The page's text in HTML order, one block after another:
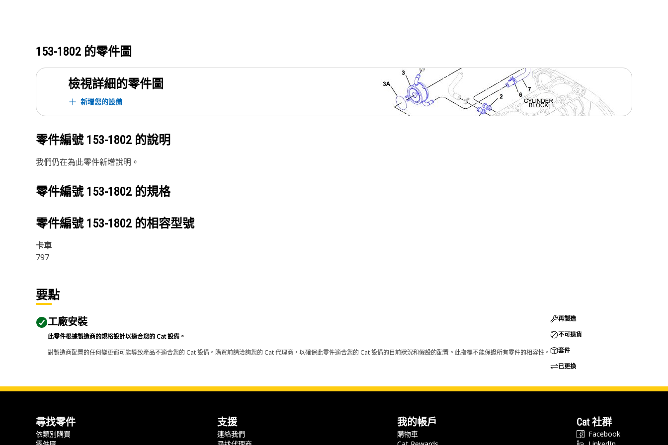
153-1802 的零件圖
檢視詳細的零件圖
新增您的設備
零件編號 153-1802 的說明
我們仍在為此零件新增說明。
零件編號 153-1802 的規格
零件編號 153-1802 的相容型號
卡車
797
要點
工廠安裝
此零件根據製造商的規格設計以適合您的 Cat 設備。
對製造商配置的任何變更都可能導致產品不適合您的 Cat 設備。購買前請洽詢您的 Cat 代理商，以確保此零件適合您的 Cat 設備的目前狀況和假設的配置。此指標不能保證所有零件的相容性。
再製造
不可退貨
套件
已更換
尋找零件
依類別購買
支援
連絡我們
我的帳戶
購物車
Cat 社群
Facebook